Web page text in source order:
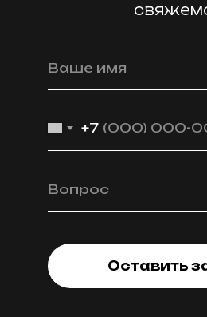
Ваше имя
+7
Вопрос
Оставить